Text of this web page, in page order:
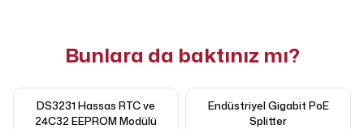
Bunlara da baktınız mı?
DS3231 Hassas RTC ve
24C32 EEPROM Modülü
Endüstriyel Gigabit PoE
Splitter